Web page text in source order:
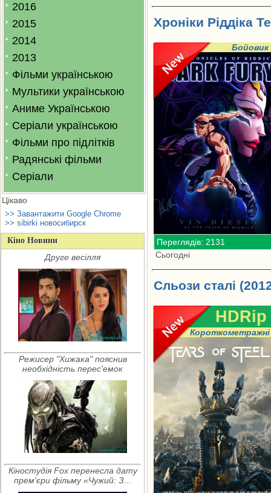
2016
2015
2014
2013
Фільми українською
Мультики українською
Аниме Українською
Серіали українською
Фільми про підлітків
Радянські фільми
Серіали
Цікаво
>> Завантажити Google Chrome
>> sibirki новосибирск
Кіно Новини
Друге весілля
Режисер "Хижака" пояснив
необхідність перес'емок
Кіностудія Fox перенесла дату
прем'єри фільму «Чужий: З...
Хроніки Ріддіка
Бойовик
Переглядів: 2131
Сьогодні
Сльози сталі
HDRip
Короткометражні